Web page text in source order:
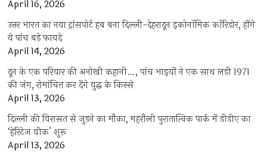
April 16, 2026
उत्तर भारत का नया ट्रांसपोर्ट हब बना दिल्ली-देहरादून इकोनॉमिक कॉरिडोर, होंगे
ये पांच बड़े फायदे
April 14, 2026
दून के एक परिवार की अनोखी कहानी…, पांच भाइयों ने एक साथ लड़ी 1971
की जंग, रोमांचित कर देंगे युद्ध के किस्से
April 13, 2026
दिल्ली की विरासत से जुड़ने का मौका, महरौली पुरातात्विक पार्क में डीडीए का
‘हेरिटेज वीक’ शुरू
April 13, 2026